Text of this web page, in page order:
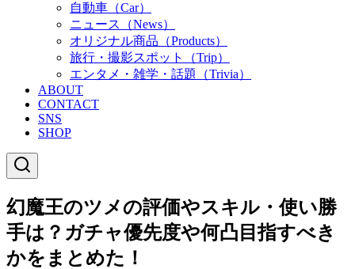
自動車（Car）
ニュース（News）
オリジナル商品（Products）
旅行・撮影スポット（Trip）
エンタメ・雑学・話題（Trivia）
ABOUT
CONTACT
SNS
SHOP
幻魔王のツメの評価やスキル・使い勝
手は？ガチャ優先度や何凸目指すべき
かをまとめた！